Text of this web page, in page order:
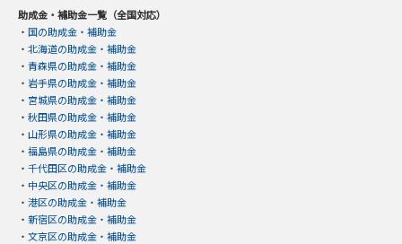
助成金・補助金一覧（全国対応）
・ 国の助成金・補助金
・ 北海道の助成金・補助金
・ 青森県の助成金・補助金
・ 岩手県の助成金・補助金
・ 宮城県の助成金・補助金
・ 秋田県の助成金・補助金
・ 山形県の助成金・補助金
・ 福島県の助成金・補助金
・ 千代田区の助成金・補助金
・ 中央区の助成金・補助金
・ 港区の助成金・補助金
・ 新宿区の助成金・補助金
・ 文京区の助成金・補助金